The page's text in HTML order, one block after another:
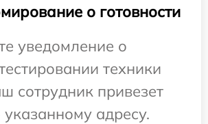
о готовности
уведомление о
техники
сотрудник привезет
указанному адресу.